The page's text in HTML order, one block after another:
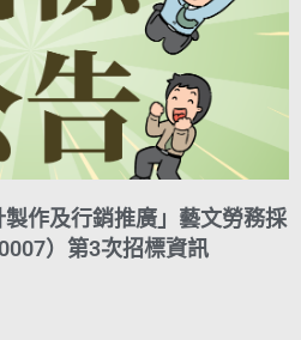
製作及行銷推廣」藝文勞務採
）第3次招標資訊